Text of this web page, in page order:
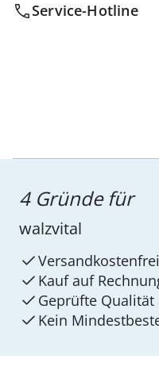
Service-Hotline
4 Gründe für
walzvital
Kauf auf
Geprüfte Qualität
Kein